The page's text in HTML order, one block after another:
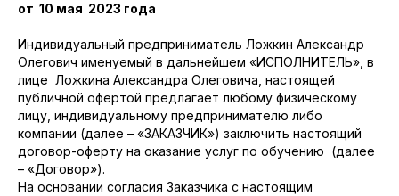
от 10 мая 2023 года
Индивидуальный предприниматель Ложкин Александр
Олегович именуемый в дальнейшем «ИСПОЛНИТЕЛЬ», в
лице Ложкина Александра Олеговича, настоящей
публичной офертой предлагает любому физическому
лицу, индивидуальному предпринимателю либо
компании (далее – «ЗАКАЗЧИК») заключить настоящий
договор-оферту на оказание услуг по обучению (далее
– «Договор»).
На основании согласия Заказчика с настоящим